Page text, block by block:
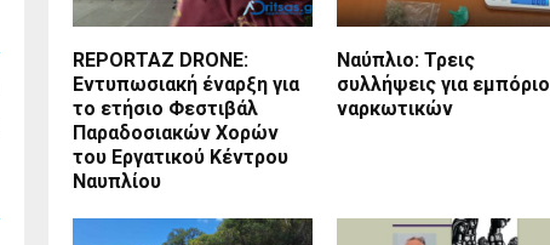
REPORTAZ DRONE:
Εντυπωσιακή έναρξη για
το ετήσιο Φεστιβάλ
Παραδοσιακών Χορών
του Εργατικού Κέντρου
Ναυπλίου
Ναύπλιο: Τρεις
συλλήψεις για εμπόριο
ναρκωτικών